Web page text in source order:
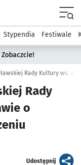
Kultura
Stypendia Festiwale
Rady
o
Udostępnijartykuł